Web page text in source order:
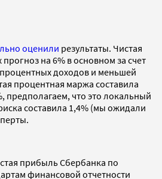
оценили результаты. Чистая
на 6% в основном за счет
доходов и меньшей
процентная маржа составила
предполагаем, что это локальный
составила 1,4% (мы ожидали
прибыль Сбербанка по
финансовой отчетности